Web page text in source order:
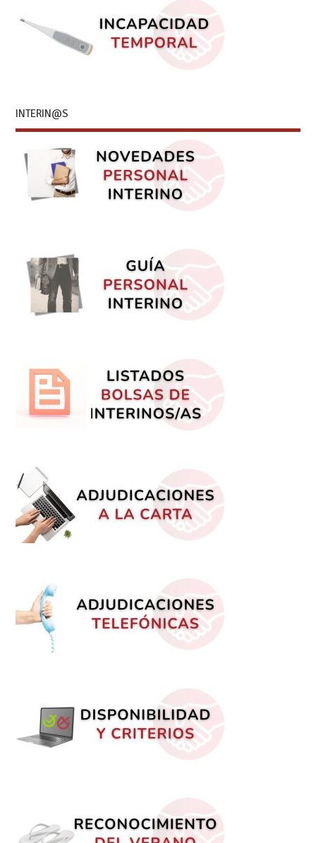
INTERIN@S